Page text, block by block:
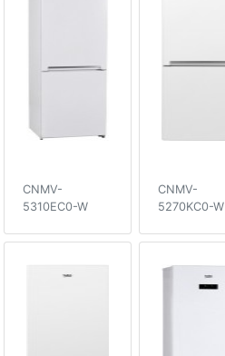
CNMV-
5310EC0-W
CNMV-
5270KC0-W